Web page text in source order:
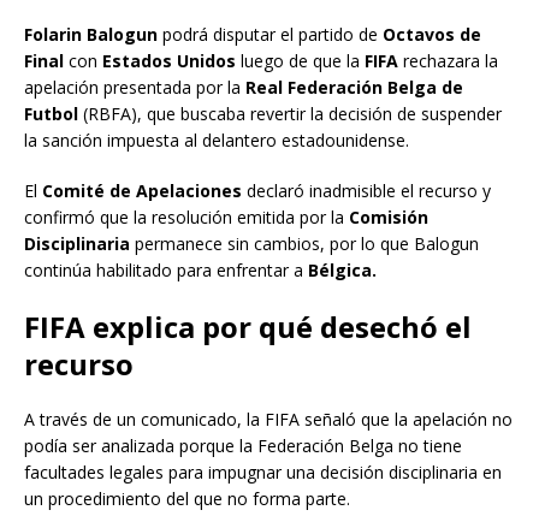
Folarin Balogun podrá disputar el partido de Octavos de
Final con Estados Unidos luego de que la FIFA rechazara la
apelación presentada por la Real Federación Belga de
Futbol (RBFA), que buscaba revertir la decisión de suspender
la sanción impuesta al delantero estadounidense.
El Comité de Apelaciones declaró inadmisible el recurso y
confirmó que la resolución emitida por la Comisión
Disciplinaria permanece sin cambios, por lo que Balogun
continúa habilitado para enfrentar a Bélgica.
FIFA explica por qué desechó el
recurso
A través de un comunicado, la FIFA señaló que la apelación no
podía ser analizada porque la Federación Belga no tiene
facultades legales para impugnar una decisión disciplinaria en
un procedimiento del que no forma parte.